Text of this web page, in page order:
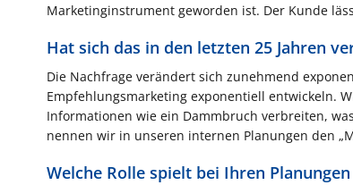
Marketinginstrument geworden ist. Der Kunde
Hat sich das in den letzten 25 Jahren
Die Nachfrage verändert sich zunehmend
Empfehlungsmarketing exponentiell entwickeln.
Informationen wie ein Dammbruch verbreiten,
nennen wir in unseren internen Planungen den
Welche Rolle spielt bei Ihren